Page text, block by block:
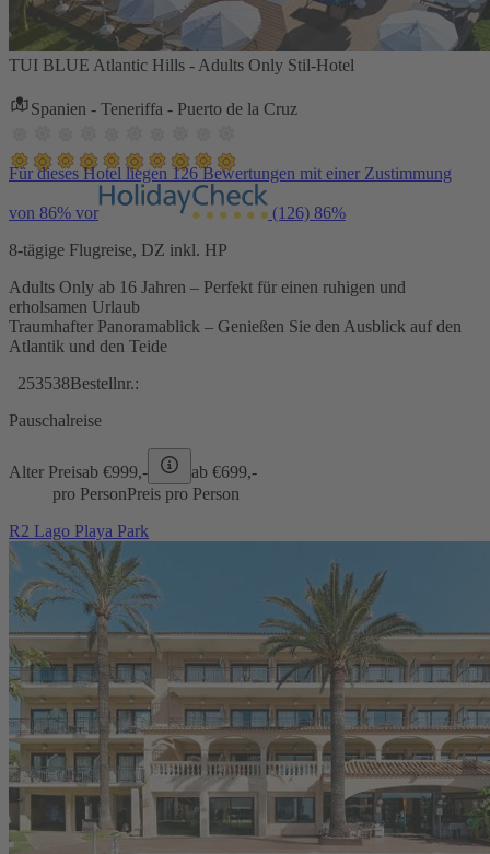
TUI BLUE Atlantic Hills - Adults Only Stil-Hotel
Spanien - Teneriffa - Puerto de la Cruz
Für dieses Hotel liegen 126 Bewertungen mit einer Zustimmung
von 86% vor (126) 86%
8-tägige Flugreise, DZ inkl. HP
Adults Only ab 16 Jahren – Perfekt für einen ruhigen und
erholsamen Urlaub
Traumhafter Panoramablick – Genießen Sie den Ausblick auf den
Atlantik und den Teide
253538Bestellnr.:
Pauschalreise
Alter Preisab €999,- ab €699,-
pro PersonPreis pro Person
R2 Lago Playa Park